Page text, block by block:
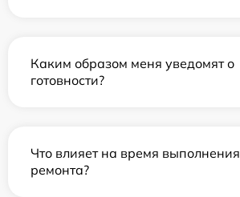
Каким образом меня уведомят о
готовности?
Что влияет на время выполнения
ремонта?